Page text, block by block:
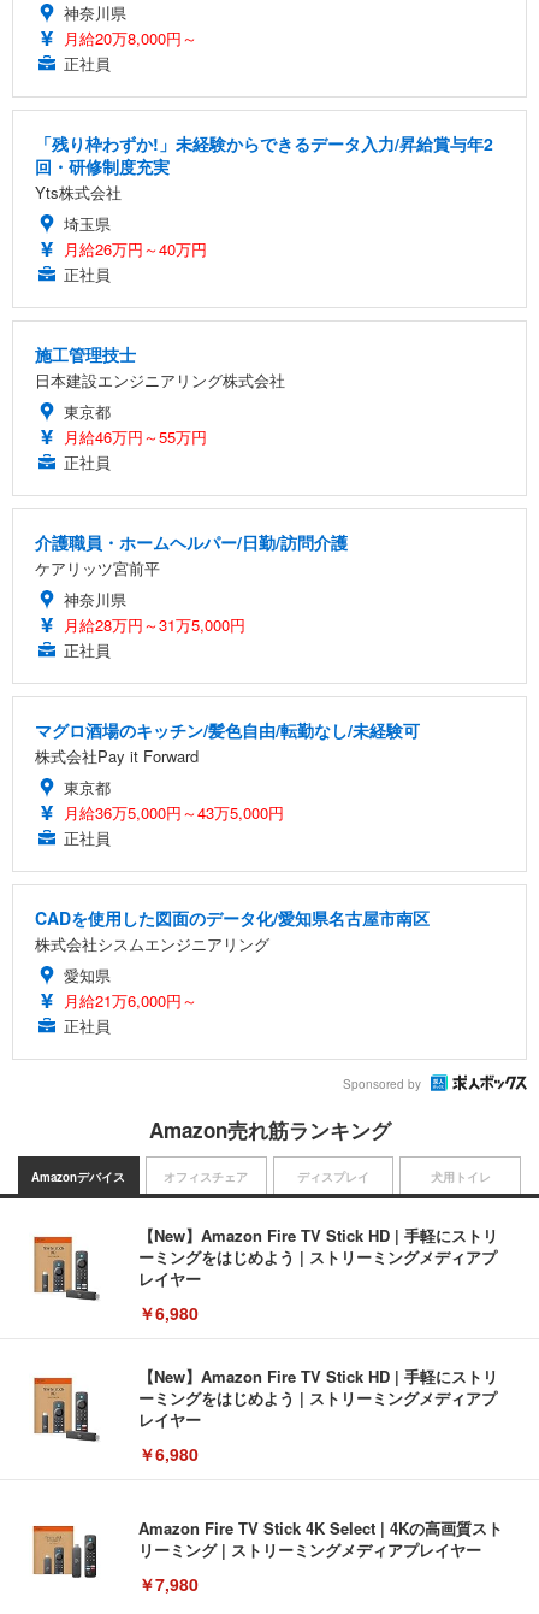
神奈川県
月給20万8,000円～
正社員
「残り枠わずか!」未経験からできるデータ入力/昇給賞与年2
回・研修制度充実
Yts株式会社
埼玉県
月給26万円～40万円
正社員
施工管理技士
日本建設エンジニアリング株式会社
東京都
月給46万円～55万円
正社員
介護職員・ホームヘルパー/日勤/訪問介護
ケアリッツ宮前平
神奈川県
月給28万円～31万5,000円
正社員
マグロ酒場のキッチン/髪色自由/転勤なし/未経験可
株式会社Pay it Forward
東京都
月給36万5,000円～43万5,000円
正社員
CADを使用した図面のデータ化/愛知県名古屋市南区
株式会社シスムエンジニアリング
愛知県
月給21万6,000円～
正社員
Sponsored by
Amazon売れ筋ランキング
Amazonデバイス
【New】Amazon Fire TV Stick HD | 手軽にストリ
ーミングをはじめよう | ストリーミングメディアプ
レイヤー
￥6,980
【New】Amazon Fire TV Stick HD | 手軽にストリ
ーミングをはじめよう | ストリーミングメディアプ
レイヤー
￥6,980
Amazon Fire TV Stick 4K Select | 4Kの高画質スト
リーミング | ストリーミングメディアプレイヤー
￥7,980
オフィスチェア ディスプレイ 犬用トイレ